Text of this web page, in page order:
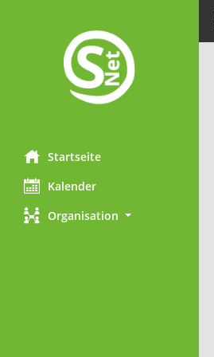
Startseite
Kalender
Organisation